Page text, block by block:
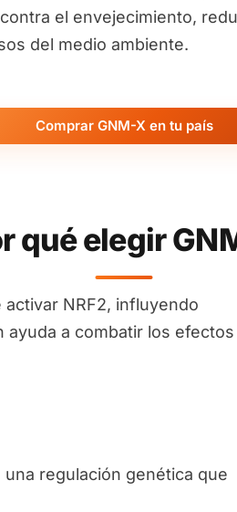
el envejecimiento,
del medio ambiente.
Comprar GNM-X en tu país
qué elegir
NRF2, influyendo
ayuda a combatir los efectos
regulación genética que